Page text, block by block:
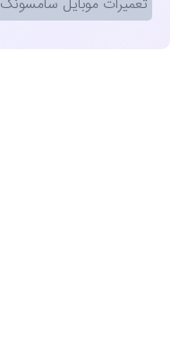
تعمیرات موبایل سامسونگ